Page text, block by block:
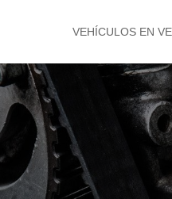
VEHÍCULOS EN